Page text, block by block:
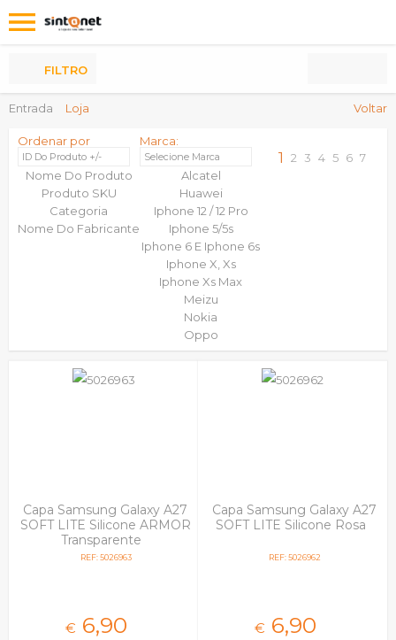
Entrada Loja Voltar
FILTRO
Ordenar por
ID Do Produto +/-
Nome Do Produto
Produto SKU
Categoria
Nome Do Fabricante
Marca:
Selecione Marca
Alcatel
Huawei
Iphone 12 / 12 Pro
Iphone 5/5s
Iphone 6 E Iphone 6s
Iphone X, Xs
Iphone Xs Max
Meizu
Nokia
Oppo
Samsung
1 2 3 4 5 6 7
Capa Samsung Galaxy A27
SOFT LITE Silicone ARMOR
Transparente
REF: 5026963
€ 6,90
Capa Samsung Galaxy A27
SOFT LITE Silicone Rosa
REF: 5026962
€ 6,90